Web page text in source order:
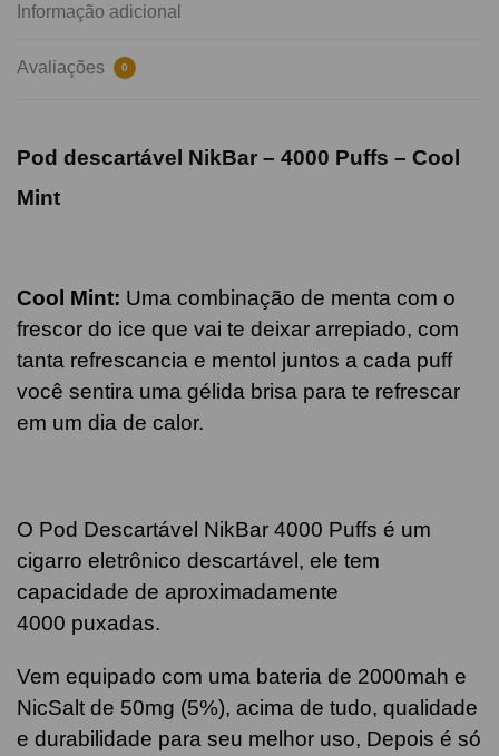
Informação adicional
Avaliações 0
Pod descartável NikBar – 4000 Puffs – Cool
Mint
Cool Mint: Uma combinação de menta com o
frescor do ice que vai te deixar arrepiado, com
tanta refrescancia e mentol juntos a cada puff
você sentira uma gélida brisa para te refrescar
em um dia de calor.
O Pod Descartável NikBar 4000 Puffs é um
cigarro eletrônico descartável, ele tem
capacidade de aproximadamente
4000 puxadas.
Vem equipado com uma bateria de 2000mah e
NicSalt de 50mg (5%), acima de tudo, qualidade
e durabilidade para seu melhor uso, Depois é só